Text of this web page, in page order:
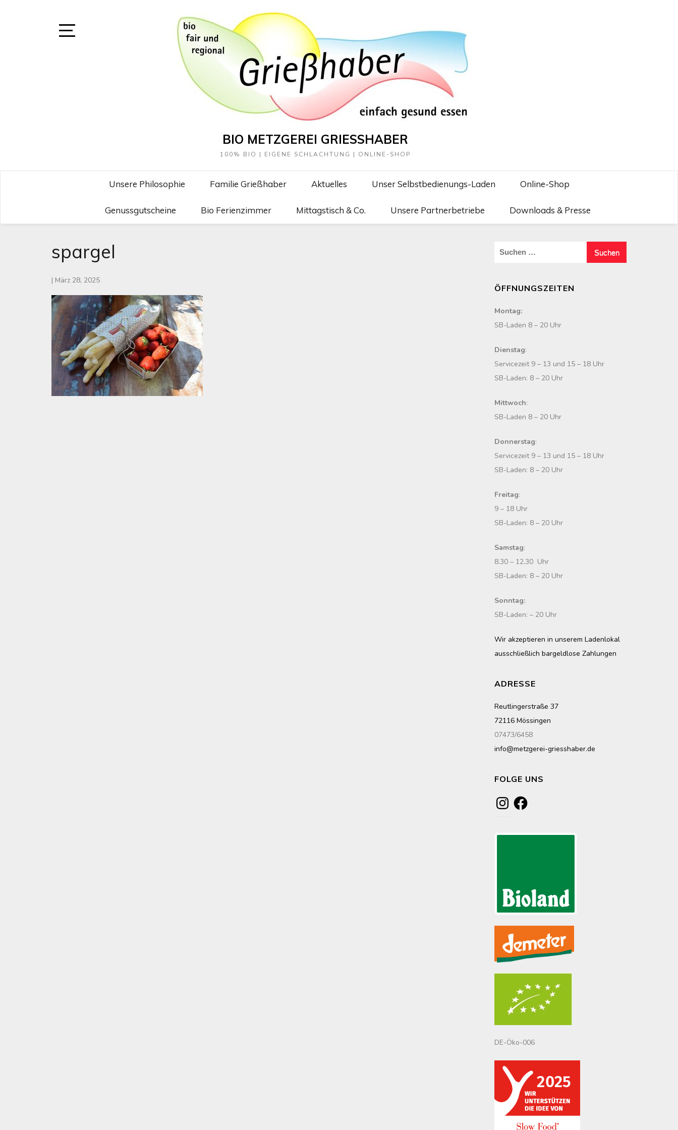
BIO METZGEREI GRIESSHABER
100% BIO | EIGENE SCHLACHTUNG | ONLINE-SHOP
Unsere Philosophie Familie Grießhaber Aktuelles Unser Selbstbedienungs-Laden Online-Shop
Genussgutscheine Bio Ferienzimmer Mittagstisch & Co. Unsere Partnerbetriebe Downloads & Presse
spargel
| März 28, 2025
h
a
c
h
ÖFFNUNGSZEITEN
Montag:
SB-Laden 8 – 20 Uhr
Dienstag:
Servicezeit 9 – 13 und 15 – 18 Uhr
SB-Laden: 8 – 20 Uhr
Mittwoch:
SB-Laden 8 – 20 Uhr
Donnerstag:
Servicezeit 9 – 13 und 15 – 18 Uhr
SB-Laden: 8 – 20 Uhr
Freitag:
9 – 18 Uhr
SB-Laden: 8 – 20 Uhr
Samstag:
8.30 – 12.30 Uhr
SB-Laden: 8 – 20 Uhr
Sonntag:
SB-Laden: – 20 Uhr
Wir akzeptieren in unserem Ladenlokal
ausschließlich bargeldlose Zahlungen
ADRESSE
Reutlingerstraße 37
72116 Mössingen
07473/6458
info@metzgerei-griesshaber.de
FOLGE UNS
InstagramFacebook
DE-Öko-006